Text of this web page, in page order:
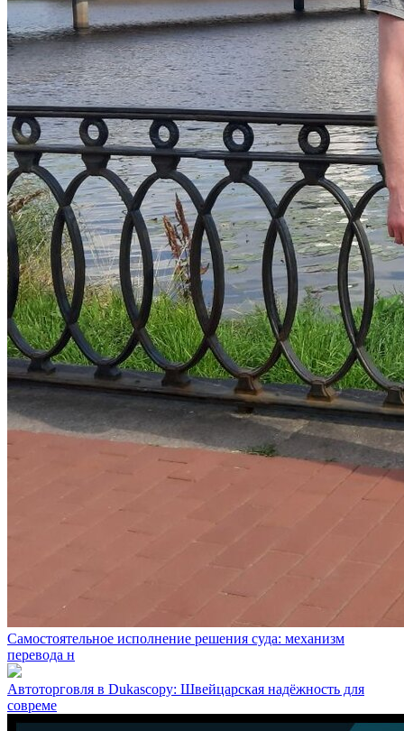
Самостоятельное исполнение решения суда: механизм
перевода н
Автоторговля в Dukascopy: Швейцарская надёжность для
совреме